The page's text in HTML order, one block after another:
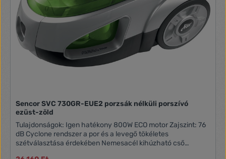
Sencor SVC 730GR-EUE2 porzsák nélküli porszívó
ezüst-zöld
Tulajdonságok: Igen hatékony 800W ECO motor Zajszint: 76
dB Cyclone rendszer a por és a levegő tökéletes
szétválasztása érdekében Nemesacél kihúzható cső